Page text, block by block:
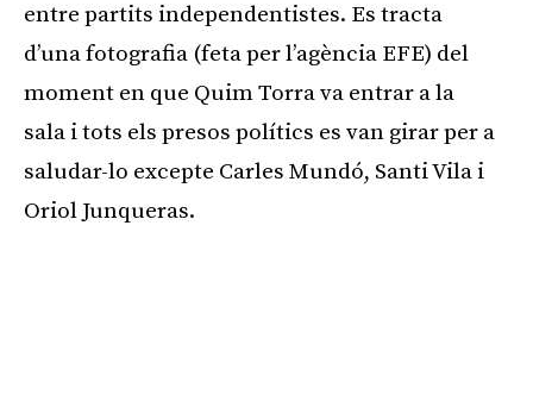
entre partits independentistes. Es tracta
d’una fotografia (feta per l’agència EFE) del
moment en que Quim Torra va entrar a la
sala i tots els presos polítics es van girar per a
saludar-lo excepte Carles Mundó, Santi Vila i
Oriol Junqueras.